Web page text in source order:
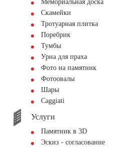
Мемориальная доска
Скамейки
Тротуарная плитка
Поребрик
Тумбы
Урна для праха
Фото на памятник
Фотоовалы
Шары
Сaggiati
Услуги
Памятник в 3D
Эскиз - согласование